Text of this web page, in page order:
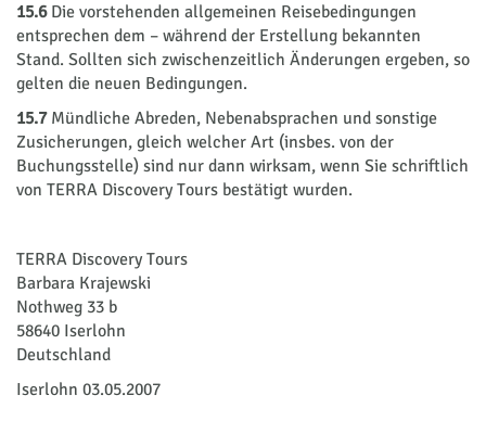
15.6Die vorstehenden allgemeinen Reisebedingungen
entsprechen dem – während der Erstellung bekannten
Stand. Sollten sich zwischenzeitlich Änderungen ergeben, so
gelten die neuen Bedingungen.
15.7Mündliche Abreden, Nebenabsprachen und sonstige
Zusicherungen, gleich welcher Art (insbes. von der
Buchungsstelle) sind nur dann wirksam, wenn Sie schriftlich
von TERRA Discovery Tours bestätigt wurden.
TERRA Discovery Tours
Barbara Krajewski
Nothweg 33 b
58640 Iserlohn
Deutschland
Iserlohn 03.05.2007